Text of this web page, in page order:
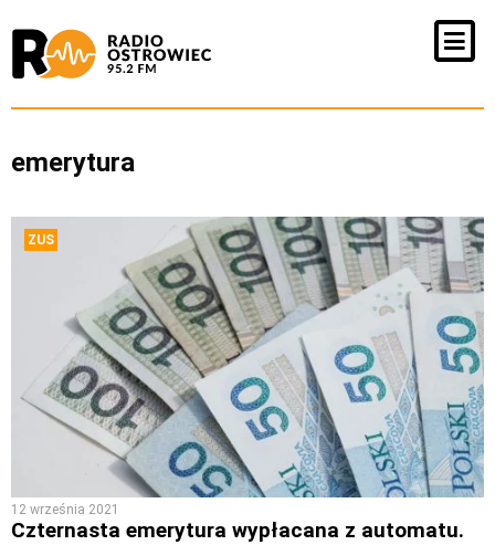
emerytura
ZUS
12 września 2021
Czternasta emerytura wypłacana z automatu.